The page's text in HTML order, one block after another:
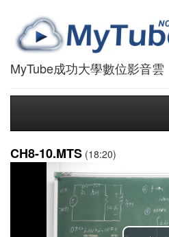
MyTube成功大學數位影音雲
CH8-10.MTS (18:20)